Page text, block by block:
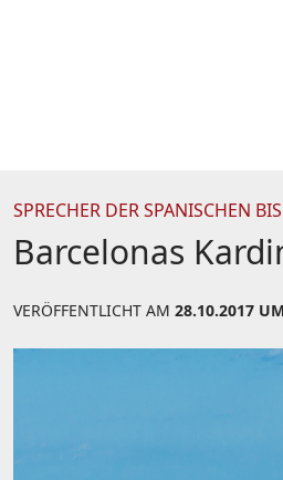
SPRECHER DER SPANISCHEN
Barcelonas
VERÖFFENTLICHT AM 28.10.2017